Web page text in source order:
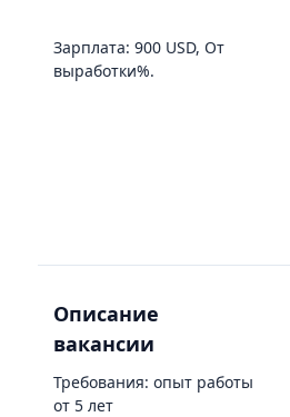
Зарплата: 900 USD, От
выработки%.
Описание
вакансии
Требования: опыт работы
от 5 лет